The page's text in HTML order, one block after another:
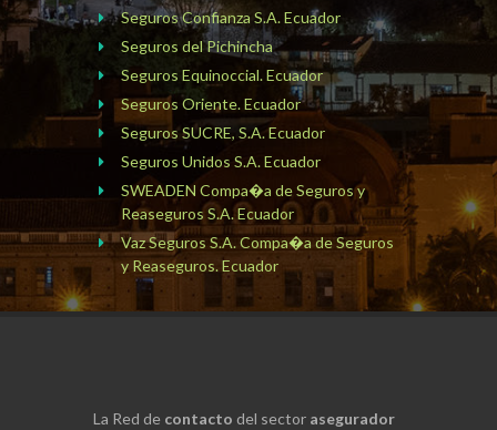
Seguros Confianza S.A. Ecuador
Seguros del Pichincha
Seguros Equinoccial. Ecuador
Seguros Oriente. Ecuador
Seguros SUCRE, S.A. Ecuador
Seguros Unidos S.A. Ecuador
SWEADEN Compa�a de Seguros y
Reaseguros S.A. Ecuador
Vaz Seguros S.A. Compa�a de Seguros
y Reaseguros. Ecuador
La Red de contacto del sector asegurador